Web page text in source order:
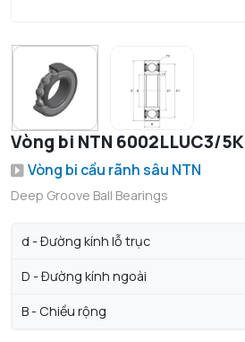
Vòng bi NTN 6002LLUC3/5K
Vòng bi cầu rãnh sâu NTN
Deep Groove Ball Bearings
d - Đường kính lỗ trục
D - Đường kính ngoài
B - Chiều rộng